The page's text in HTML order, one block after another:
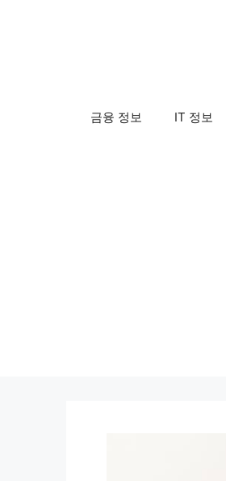
금융 정보 IT 정보